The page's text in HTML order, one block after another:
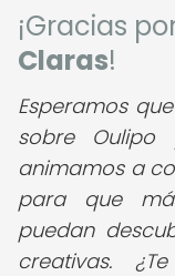
¡Gracias
Claras!
Esperamos
sobre Oulipo
animamos a
para que
puedan
creativas.